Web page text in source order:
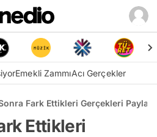
Emekli ZammıAcı Gerçekler
Fark Ettikleri Gerçekleri
Ettikleri